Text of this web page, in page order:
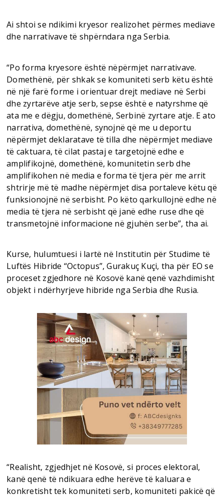
Ai shtoi se ndikimi kryesor realizohet përmes mediave
dhe narrativave të shpërndara nga Serbia.
“Po forma kryesore është nëpërmjet narrativave.
Domethënë, për shkak se komuniteti serb këtu është
në një farë forme i orientuar drejt mediave në Serbi
dhe zyrtarëve atje serb, sepse është e natyrshme që
ata me e dëgju, domethënë, Serbinë zyrtare atje. E ato
narrativa, domethënë, synojnë që me u deportu
nëpërmjet deklaratave të tilla dhe nëpërmjet mediave
të caktuara, të cilat pastaj e targetojnë edhe e
amplifikojnë, domethënë, komunitetin serb dhe
amplifikohen në media e forma të tjera për me arrit
shtrirje më të madhe nëpërmjet disa portaleve këtu që
funksionojnë në serbisht. Po këto qarkullojnë edhe në
media të tjera në serbisht që janë edhe ruse dhe që
transmetojnë informacione në gjuhën serbe”, tha ai.
Kurse, hulumtuesi i lartë në Institutin për Studime të
Luftës Hibride “Octopus”, Gurakuç Kuçi, tha për EO se
proceset zgjedhore në Kosovë kanë qenë vazhdimisht
objekt i ndërhyrjeve hibride nga Serbia dhe Rusia.
“Realisht, zgjedhjet në Kosovë, si proces elektoral,
kanë qenë të ndikuara edhe herëve të kaluara e
konkretisht tek komuniteti serb, komuniteti pakicë që